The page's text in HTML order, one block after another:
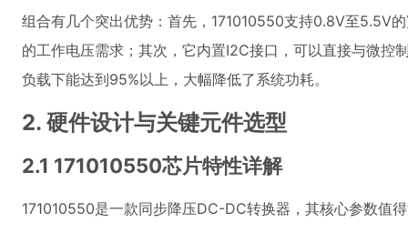
组合有几个突出优势：首先，171010550支持0.8V至5.5V
的工作电压需求；其次，它内置I2C接口，可以直接与微控
负载下能达到95%以上，大幅降低了系统功耗。
2. 硬件设计与关键元件选型
2.1 171010550芯片特性详解
171010550是一款同步降压DC-DC转换器，其核心参数值